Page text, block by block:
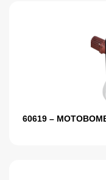
60619 –